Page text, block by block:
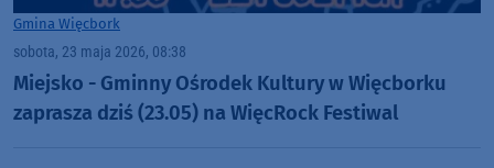
Gmina Więcbork
sobota, 23 maja 2026, 08:38
Miejsko - Gminny Ośrodek Kultury w Więcborku
zaprasza dziś (23.05) na WięcRock Festiwal